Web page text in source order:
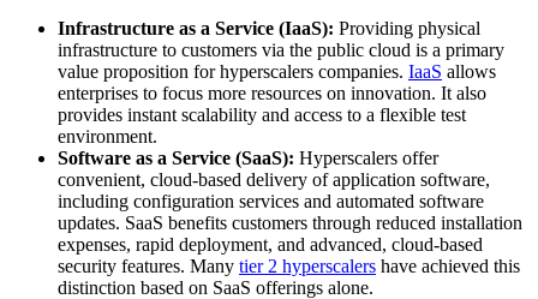
Infrastructure as a Service (IaaS): Providing physical
infrastructure to customers via the public cloud is a primary
value proposition for hyperscalers companies. IaaS allows
enterprises to focus more resources on innovation. It also
provides instant scalability and access to a flexible test
environment.
Software as a Service (SaaS): Hyperscalers offer
convenient, cloud-based delivery of application software,
including configuration services and automated software
updates. SaaS benefits customers through reduced installation
expenses, rapid deployment, and advanced, cloud-based
security features. Many tier 2 hyperscalers have achieved this
distinction based on SaaS offerings alone.